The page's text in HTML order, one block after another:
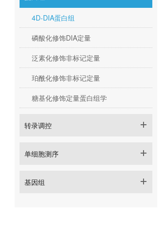
4D-DIA蛋白组
磷酸化修饰DIA定量
泛素化修饰非标记定量
珀酰化修饰非标记定量
糖基化修饰定量蛋白组学
转录调控
单细胞测序
基因组